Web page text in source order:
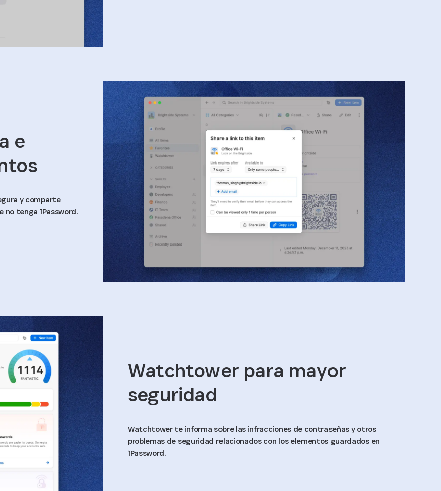
e
y comparte
no tenga 1Password.
Watchtower para mayor
seguridad
Watchtower te informa sobre las infracciones de contraseñas y otros
problemas de seguridad relacionados con los elementos guardados en
1Password.